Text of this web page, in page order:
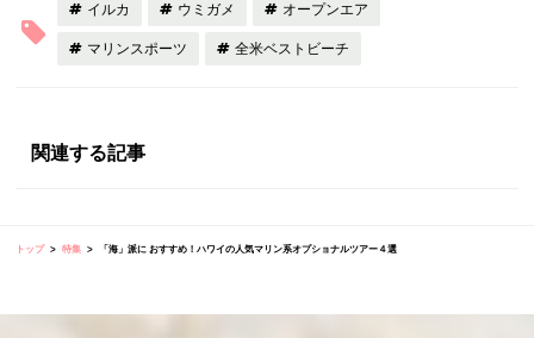
イルカ ウミガメ オープンエア
マリンスポーツ 全米ベストビーチ
関連する記事
トップ 特集 「海」派に おすすめ！ハワイの人気マリン系オプショナルツアー４選